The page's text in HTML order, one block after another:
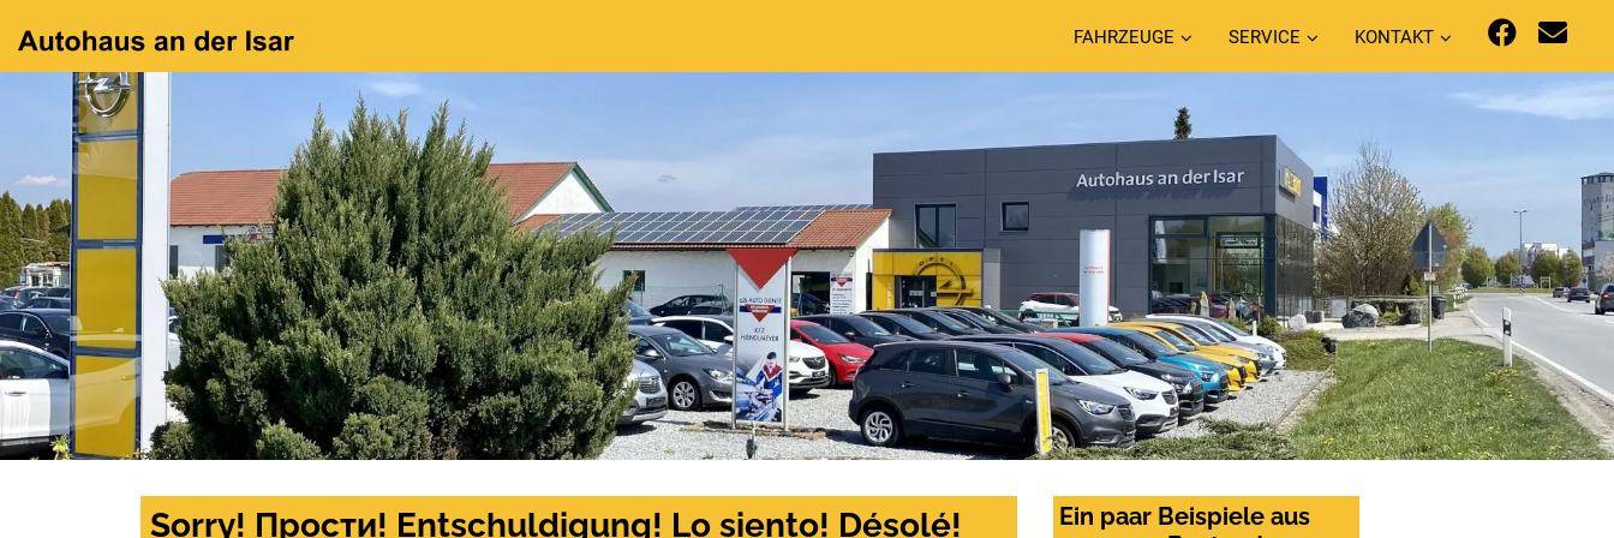
FAHRZEUGE SERVICE KONTAKT
Sorry! Прости! Entschuldigung! Lo siento! Désolé!
Ein paar Beispiele aus